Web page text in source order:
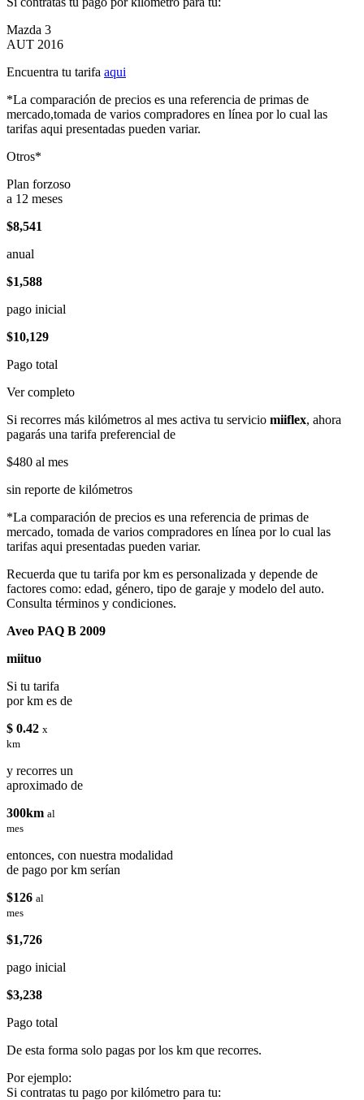
Mazda 3
AUT 2016
Encuentra tu tarifa aqui
*La comparación de precios es una referencia de primas de
mercado,tomada de varios compradores en línea por lo cual las
tarifas aqui presentadas pueden variar.
Otros*
Plan forzoso
a 12 meses
$8,541
anual
$1,588
pago inicial
$10,129
Pago total
Ver completo
Si recorres más kilómetros al mes activa tu servicio miiflex, ahora
pagarás una tarifa preferencial de
$480 al mes
sin reporte de kilómetros
*La comparación de precios es una referencia de primas de
mercado, tomada de varios compradores en línea por lo cual las
tarifas aqui presentadas pueden variar.
Recuerda que tu tarifa por km es personalizada y depende de
factores como: edad, género, tipo de garaje y modelo del auto.
Consulta términos y condiciones.
Aveo PAQ B 2009
miituo
Si tu tarifa
por km es de
$ 0.42 x
km
y recorres un
aproximado de
300km al
mes
entonces, con nuestra modalidad
de pago por km serían
$126 al
mes
$1,726
pago inicial
$3,238
Pago total
De esta forma solo pagas por los km que recorres.
Por ejemplo:
Si contratas tu pago por kilómetro para tu: